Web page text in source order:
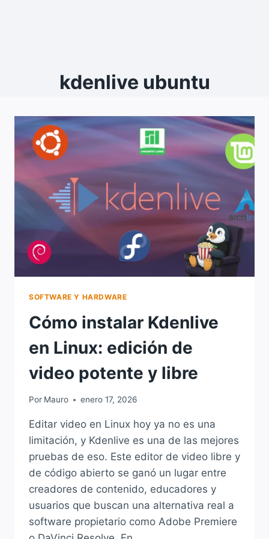
kdenlive ubuntu
SOFTWARE Y HARDWARE
Cómo instalar Kdenlive
en Linux: edición de
video potente y libre
Por Mauro enero 17, 2026
Editar video en Linux hoy ya no es una
limitación, y Kdenlive es una de las mejores
pruebas de eso. Este editor de video libre y
de código abierto se ganó un lugar entre
creadores de contenido, educadores y
usuarios que buscan una alternativa real a
software propietario como Adobe Premiere